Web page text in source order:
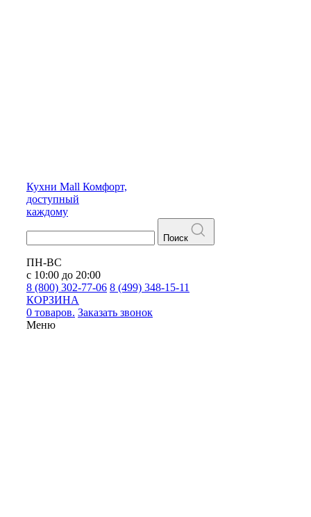
Кухни Mall Комфорт,
доступный
каждому
Поиск
ПН-ВС
с 10:00 до 20:00
8 (800) 302-77-06 8 (499) 348-15-11
КОРЗИНА
0 товаров. Заказать звонок
Меню